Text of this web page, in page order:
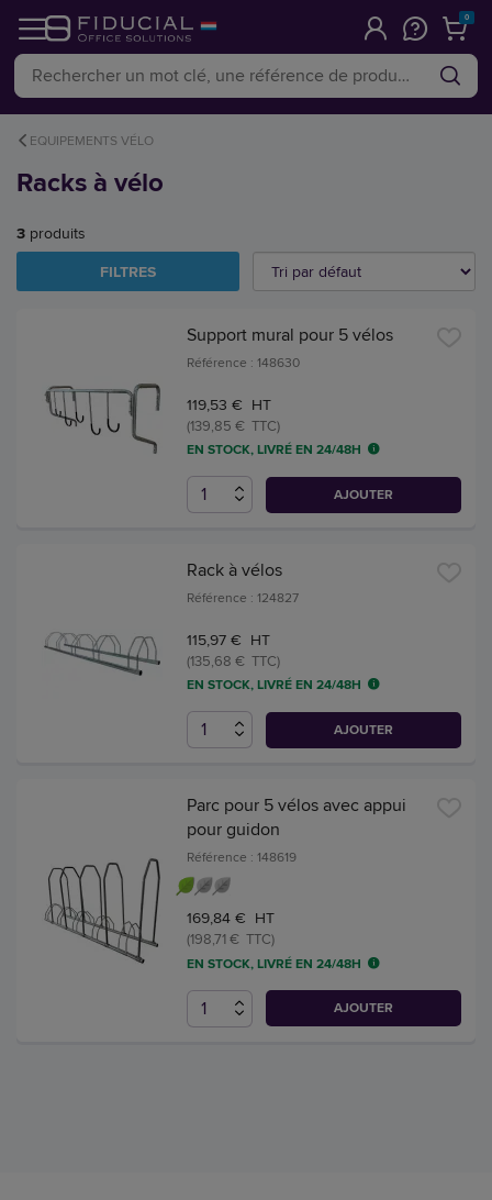
0
EQUIPEMENTS VÉLO
Racks à vélo
3 produits
FILTRES
Support mural pour 5 vélos
Référence : 148630
119,53 € HT
(139,85 € TTC)
EN STOCK, LIVRÉ EN 24/48H
AJOUTER
Rack à vélos
Référence : 124827
115,97 € HT
(135,68 € TTC)
EN STOCK, LIVRÉ EN 24/48H
AJOUTER
Parc pour 5 vélos avec appui
pour guidon
Référence : 148619
169,84 € HT
(198,71 € TTC)
EN STOCK, LIVRÉ EN 24/48H
AJOUTER